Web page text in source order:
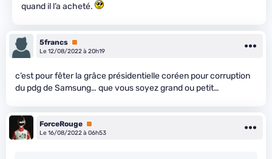
quand il l’a acheté.
5francs Premium
Le 12/08/2022 à 20h19
c’est pour fêter la grâce présidentielle coréen pour corruption
du pdg de Samsung… que vous soyez grand ou petit…
ForceRouge Premium
Le 16/08/2022 à 06h53